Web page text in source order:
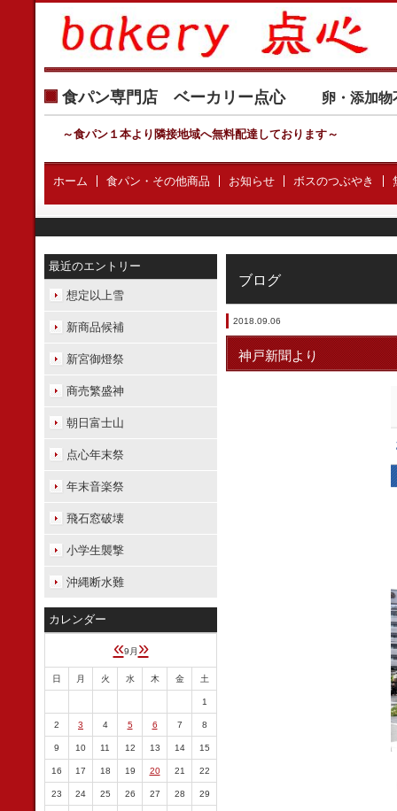
食パン専門店 ベーカリー点心 卵・添加
～食パン１本より隣接地域へ無料配達しております～
ホーム 食パン・その他商品 お知らせ ボスのつぶやき
ブログ
2018.09.06
神戸新聞より
最近のエントリー
想定以上雪
新商品候補
新宮御燈祭
商売繁盛神
朝日富士山
点心年末祭
年末音楽祭
飛石窓破壊
小学生襲撃
沖縄断水難
カレンダー
«9月 »
日 月 火 水 木 金 土
1
2 3 4 5 6 7 8
9 10 11 12 13 14 15
16 17 18 19 20 21 22
23 24 25 26 27 28 29